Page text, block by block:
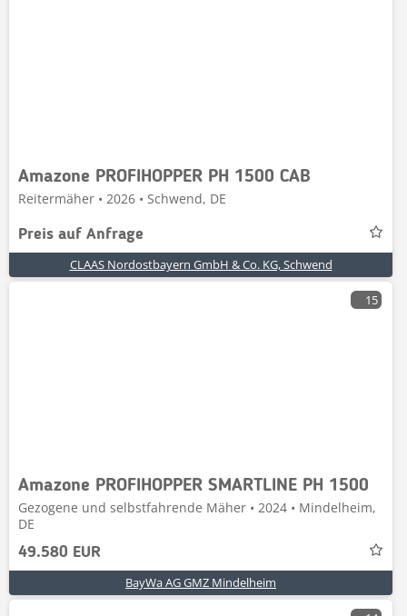
Amazone PROFIHOPPER PH 1500 CAB
Reitermäher • 2026 • Schwend, DE
Preis auf Anfrage
CLAAS Nordostbayern GmbH & Co. KG, Schwend
15
Amazone PROFIHOPPER SMARTLINE PH 1500
Gezogene und selbstfahrende Mäher • 2024 • Mindelheim,
DE
49.580 EUR
BayWa AG GMZ Mindelheim